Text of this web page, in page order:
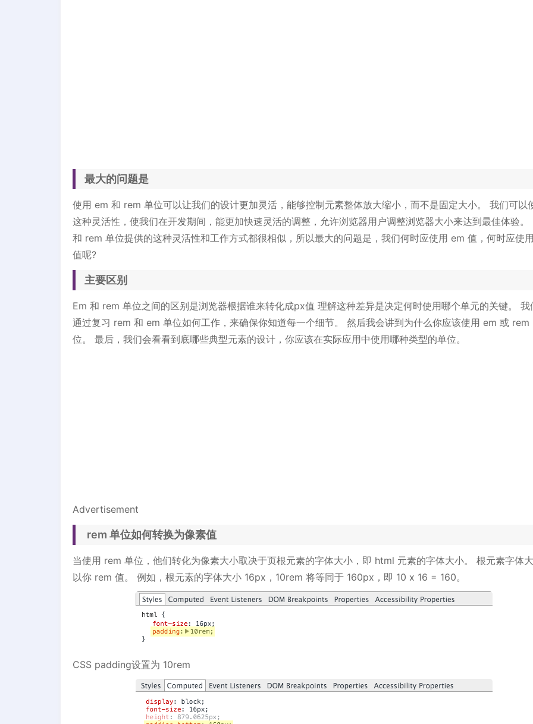
最大的问题是
使用 em 和 rem 单位可以让我们的设计更加灵活，能够控制元素整体放大缩小，而不是固定大小。 我们可以
这种灵活性，使我们在开发期间，能更加快速灵活的调整，允许浏览器用户调整浏览器大小来达到最佳体验。
和 rem 单位提供的这种灵活性和工作方式都很相似，所以最大的问题是，我们何时应使用 em 值，何时应使
值呢?
主要区别
Em 和 rem 单位之间的区别是浏览器根据谁来转化成px值 理解这种差异是决定何时使用哪个单元的关键。 我
通过复习 rem 和 em 单位如何工作，来确保你知道每一个细节。 然后我会讲到为什么你应该使用 em 或 rem
位。 最后，我们会看看到底哪些典型元素的设计，你应该在实际应用中使用哪种类型的单位。
Advertisement
rem 单位如何转换为像素值
当使用 rem 单位，他们转化为像素大小取决于页根元素的字体大小，即 html 元素的字体大小。 根元素字体
以你 rem 值。 例如，根元素的字体大小 16px，10rem 将等同于 160px，即 10 x 16 = 160。
CSS padding设置为 10rem